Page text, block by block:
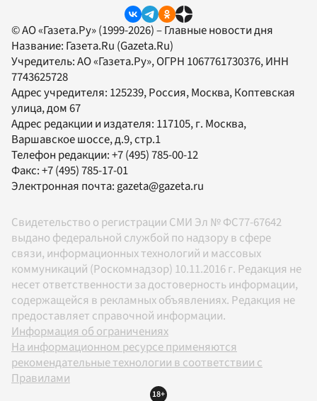
© АО «Газета.Ру» (1999-2026) – Главные новости дня
Название: Газета.Ru (Gazeta.Ru)
Учредитель:АО «Газета.Ру», ОГРН 1067761730376, ИНН
7743625728
Адрес учредителя: 125239, Россия, Москва, Коптевская
улица, дом 67
Адрес редакции и издателя: 117105, г. Москва,
Варшавское шоссе, д.9, стр.1
Телефон редакции:+7 (495) 785-00-12
Факс:+7 (495) 785-17-01
Электронная почта:gazeta@gazeta.ru
Свидетельство о регистрации СМИ Эл № ФС77-67642
выдано федеральной службой по надзору в сфере
связи, информационных технологий и массовых
коммуникаций (Роскомнадзор) 10.11.2016 г. Редакция не
несет ответственности за достоверность информации,
содержащейся в рекламных объявлениях. Редакция не
предоставляет справочной информации.
Информация об ограничениях
На информационном ресурсе применяются
рекомендательные технологии в соответствии с
Правилами
18+